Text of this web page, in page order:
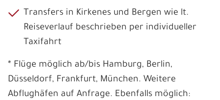
Transfers in Kirkenes und Bergen wie lt.
Reiseverlauf beschrieben per individueller
Taxifahrt
* Flüge möglich ab/bis Hamburg, Berlin,
Düsseldorf, Frankfurt, München. Weitere
Abflughäfen auf Anfrage. Ebenfalls möglich: